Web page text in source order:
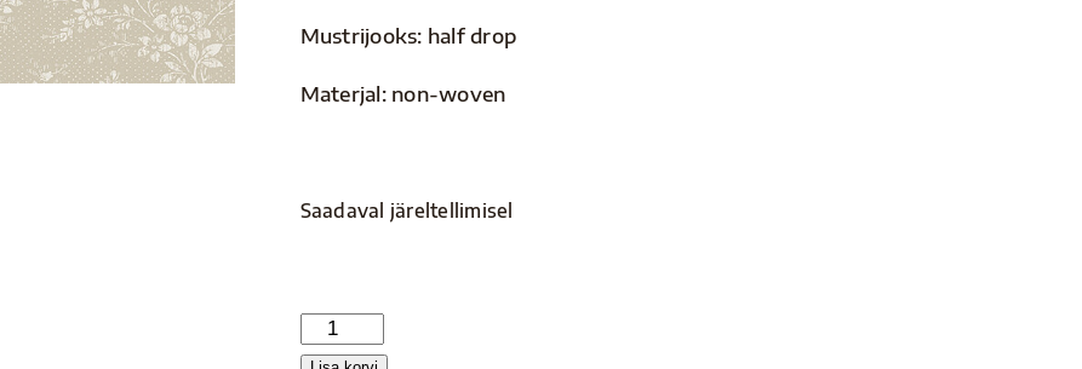
Mustrijooks: half drop
Materjal: non-woven
Saadaval järeltellimisel
Woodland
4725